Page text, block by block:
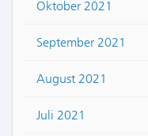
Oktober 2021
September 2021
August 2021
Juli 2021